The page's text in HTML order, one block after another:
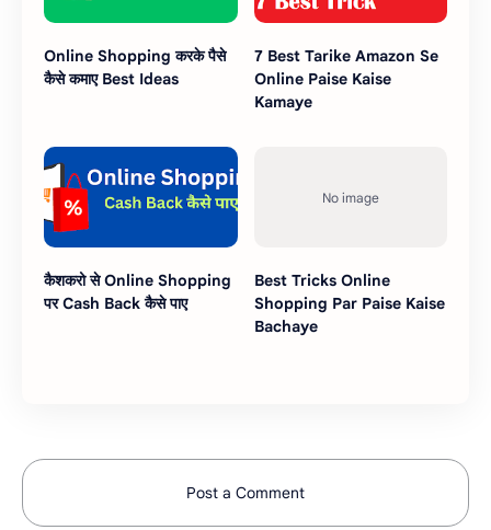
Online Shopping करके पैसे
कैसे कमाए Best Ideas
7 Best Tarike Amazon Se
Online Paise Kaise
Kamaye
कैशकरो से Online Shopping
पर Cash Back कैसे पाए
Best Tricks Online
Shopping Par Paise Kaise
Bachaye
Post a Comment